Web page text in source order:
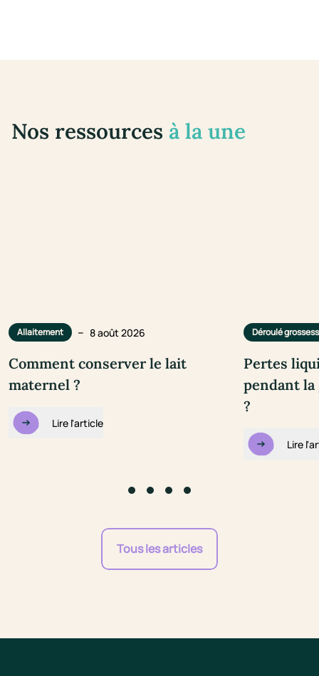
Nos ressources à la une
Allaitement – 8 août 2026
Comment conserver le lait
maternel ?
Lire l'article
Déroulé
Pertes
pendant la
?
Lire
Tous les articles